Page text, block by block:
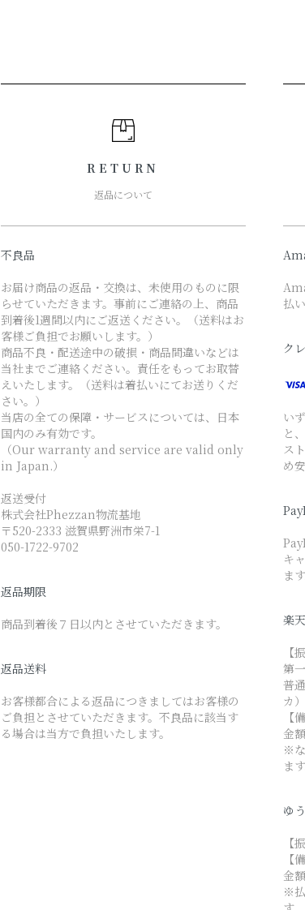
RETURN
返品について
不良品
お届け商品の返品・交換は、未使用のものに限
らせていただきます。事前にご連絡の上、商品
到着後1週間以内にご返送ください。（送料はお
客様ご負担でお願いします。）
商品不良・配送途中の破損・商品間違いなどは
当社までご連絡ください。責任をもってお取替
えいたします。（送料は着払いにてお送りくだ
さい。）
当店の全ての保障・サービスについては、日本
国内のみ有効です。
（Our warranty and service are valid only
in Japan.）
返送受付
株式会社Phezzan物流基地
〒520-2333 滋賀県野洲市栄7-1
050-1722-9702
返品期限
商品到着後７日以内とさせていただきます。
返品送料
お客様都合による返品につきましてはお客様の
ご負担とさせていただきます。不良品に該当す
る場合は当方で負担いたします。
払
ク
い
と
ス
め
キ
ます
楽
【
第
普
カ
【
金
※
ます
ゆ
【
【
金
※